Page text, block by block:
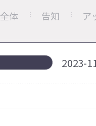
全体 告知 ア
2023-